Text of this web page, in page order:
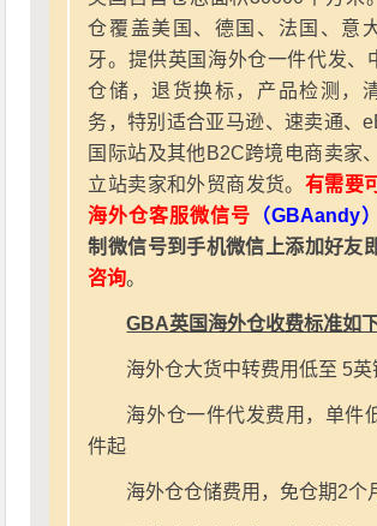
仓覆盖美国、德国、法国、意
牙。提供英国海外仓一件代发、
仓储，退货换标，产品检测，
务，特别适合亚马逊、速卖通、
国际站及其他B2C跨境电商卖家
立站卖家和外贸商发货。 有需要
海外仓客服微信号 （GBAandy）
制微信号到手机微信上添加好友
咨询。
GBA英国海外仓收费标准如下
海外仓大货中转费用低至 5英
海外仓一件代发费用，单件
件起
海外仓仓储费用，免仓期2个